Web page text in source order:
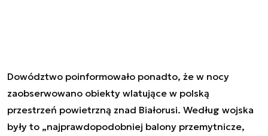
Dowództwo poinformowało ponadto, że w nocy
zaobserwowano obiekty wlatujące w polską
przestrzeń powietrzną znad Białorusi. Według wojska
były to „najprawdopodobniej balony przemytnicze,